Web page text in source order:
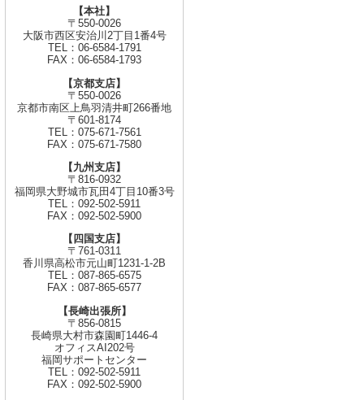
【本社】
〒550-0026
大阪市西区安治川2丁目1番4号
TEL：06-6584-1791
FAX：06-6584-1793
【京都支店】
〒550-0026
京都市南区上鳥羽清井町266番地
〒601-8174
TEL：075-671-7561
FAX：075-671-7580
【九州支店】
〒816-0932
福岡県大野城市瓦田4丁目10番3号
TEL：092-502-5911
FAX：092-502-5900
【四国支店】
〒761-0311
香川県高松市元山町1231-1-2B
TEL：087-865-6575
FAX：087-865-6577
【長崎出張所】
〒856-0815
長崎県大村市森園町1446-4
オフィスAI202号
福岡サポートセンター
TEL：092-502-5911
FAX：092-502-5900